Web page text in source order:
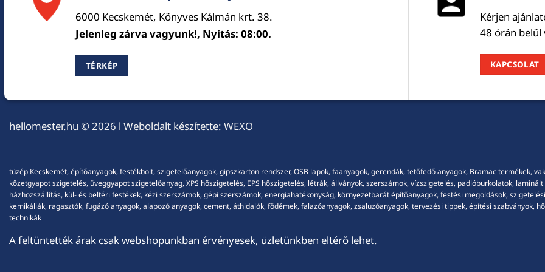
6000 Kecskemét, Könyves Kálmán krt. 38.
Jelenleg zárva vagyunk!, Nyitás: 08:00.
TÉRKÉP
Kérjen
48 órán belül
KAPCSOLAT
hellomester.hu © 2026 l Weboldalt készítette: WEXO
tüzép Kecskemét, építőanyagok, festékbolt, szigetelőanyagok, gipszkarton rendszer, OSB lapok, faanyagok, gerendák, tetőfedő anyagok, Bramac termékek,
kőzetgyapot szigetelés, üveggyapot szigetelőanyag, XPS hőszigetelés, EPS hőszigetelés, létrák, állványok, szerszámok, vízszigetelés, padlóburkolatok,
házhozszállítás, kül- és beltéri festékek, kézi szerszámok, gépi szerszámok, energiahatékonyság, környezetbarát építőanyagok, festési megoldások,
kemikáliák, ragasztók, fugázó anyagok, alapozó anyagok, cement, áthidalók, födémek, falazóanyagok, zsaluzóanyagok, tervezési tippek, építési szabványok,
technikák
A feltüntették árak csak webshopunkban érvényesek, üzletünkben eltérő lehet.